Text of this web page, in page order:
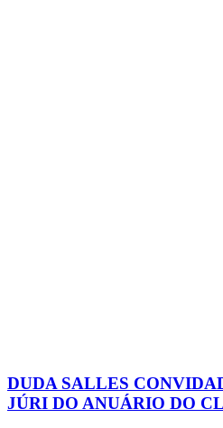
DUDA SALLES
JÚRI DO ANUÁRIO DO